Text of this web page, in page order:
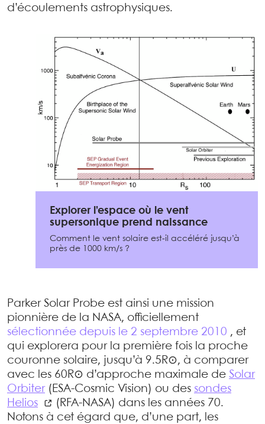
d’écoulements astrophysiques.
Explorer l’espace où le vent
supersonique prend naissance
Comment le vent solaire est-il accéléré jusqu’à
près de 1000 km/s ?
Parker Solar Probe est ainsi une mission
pionnière de la NASA, officiellement
sélectionnée depuis le 2 septembre 2010 , et
qui explorera pour la première fois la proche
couronne solaire, jusqu’à 9.5R⊙, à comparer
avec les 60R⊙ d’approche maximale de Solar
Orbiter(ESA-Cosmic Vision) ou des sondes
Helios
(RFA-NASA) dans les années 70.
Notons à cet égard que, d’une part, les